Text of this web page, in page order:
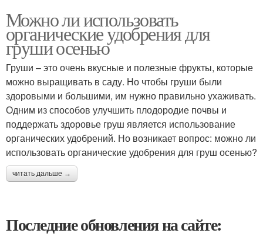
Можно ли использовать
органические удобрения для
груши осенью
Груши – это очень вкусные и полезные фрукты, которые
можно выращивать в саду. Но чтобы груши были
здоровыми и большими, им нужно правильно ухаживать.
Одним из способов улучшить плодородие почвы и
поддержать здоровье груш является использование
органических удобрений. Но возникает вопрос: можно ли
использовать органические удобрения для груш осенью?
читать дальше →
Последние обновления на сайте: